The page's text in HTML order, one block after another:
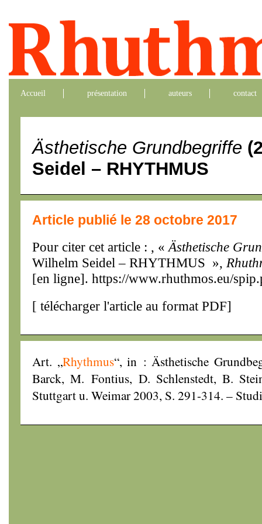
Accueil présentation auteurs contact
Ästhetische Grundbegriffe
Seidel – RHYTHMUS
Article publié le 28 octobre 2017
Pour citer cet article : , « Ästhetische
Wilhelm Seidel – RHYTHMUS »,
[en ligne]. https://www.rhuthmos.eu/
[ télécharger l'article au format PDF]
Art. „Rhythmus“, in : Ästhetische
Barck, M. Fontius, D. Schlenstedt, B.
Stuttgart u. Weimar 2003, S. 291-314. –